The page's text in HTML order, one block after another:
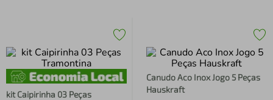
kit Caipirinha 03 Peças
Canudo Aco Inox Jogo 5 Peças
Hauskraft